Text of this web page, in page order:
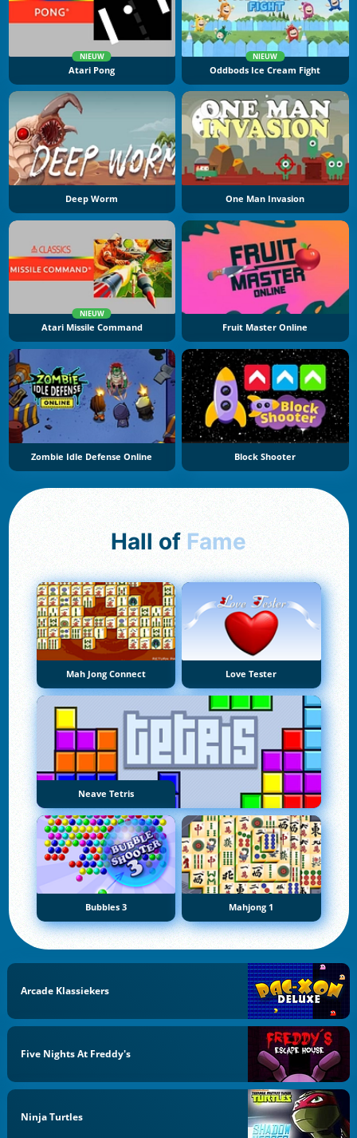
NIEUW
Atari Pong
NIEUW
Oddbods Ice Cream Fight
Deep Worm One Man Invasion
NIEUW
Atari Missile Command Fruit Master Online
Zombie Idle Defense Online Block Shooter
Hall of Fame
Mah Jong Connect Love Tester
Neave Tetris
Bubbles 3 Mahjong 1
Arcade Klassiekers
Five Nights At Freddy's
Ninja Turtles